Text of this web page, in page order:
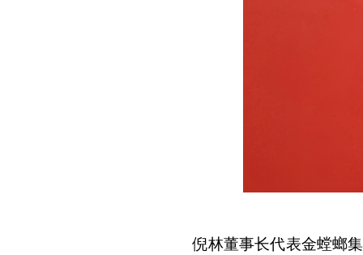
倪林董事长代表金螳螂